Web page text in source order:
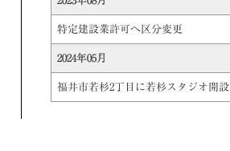
特定建設業許可へ区分変更
2024年05月
福井市若杉2丁目に若杉スタジオ開設